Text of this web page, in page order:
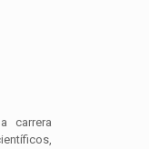
carrera